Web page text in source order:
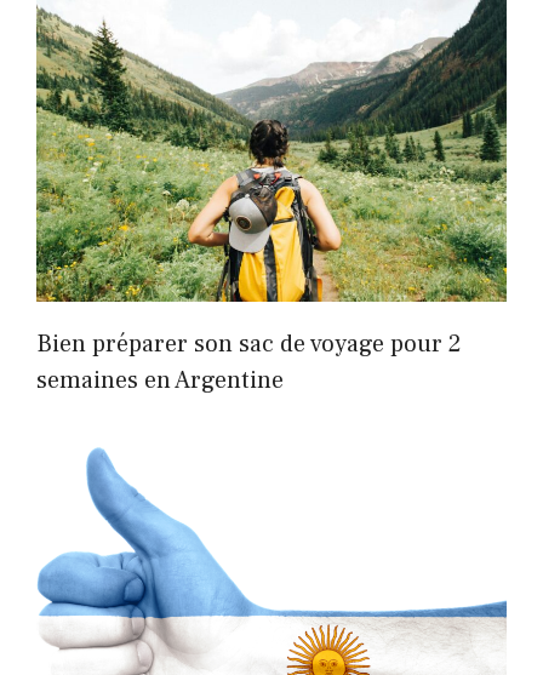
Bien préparer son sac de voyage pour 2
semaines en Argentine